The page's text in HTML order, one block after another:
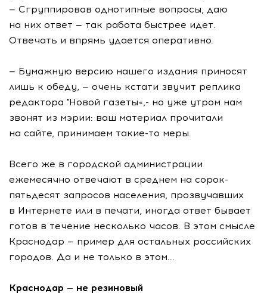
— Сгруппировав однотипные вопросы, даю
на них ответ — так работа быстрее идет.
Отвечать и впрямь удается оперативно.
— Бумажную версию нашего издания приносят
лишь к обеду, — очень кстати звучит реплика
редактора "Новой газеты«,- но уже утром нам
звонят из мэрии: ваш материал прочитали
на сайте, принимаем такие-то меры.
Всего же в городской администрации
ежемесячно отвечают в среднем на сорок-
пятьдесят запросов населения, прозвучавших
в Интернете или в печати, иногда ответ бывает
готов в течение несколько часов. В этом смысле
Краснодар — пример для остальных российских
городов. Да и не только в этом...
Краснодар — не резиновый